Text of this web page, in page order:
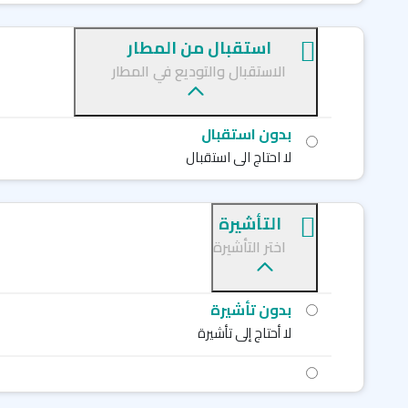
استقبال من المطار
الاستقبال والتوديع في المطار
بدون استقبال
لا احتاج الى استقبال
التأشيرة
اختر التأشيرة
بدون تأشيرة
لا أحتاج إلى تأشيرة